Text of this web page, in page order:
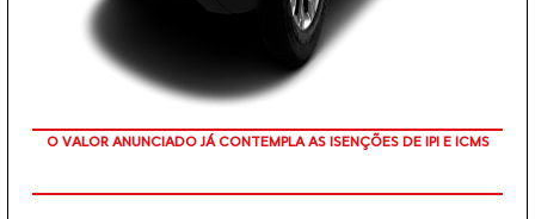
O VALOR ANUNCIADO JÁ CONTEMPLA AS ISENÇÕES DE IPI E ICMS